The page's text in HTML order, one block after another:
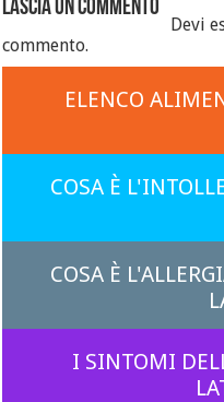
Lascia un commento
Devi
commento.
ELENCO
COSA È
COSA È
I SINTOMI